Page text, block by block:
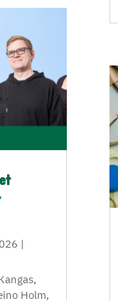
|
Holm,